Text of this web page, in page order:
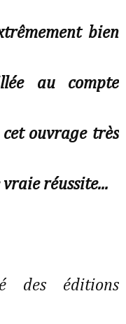
bien
au compte
ouvrage très
réussite...
des éditions